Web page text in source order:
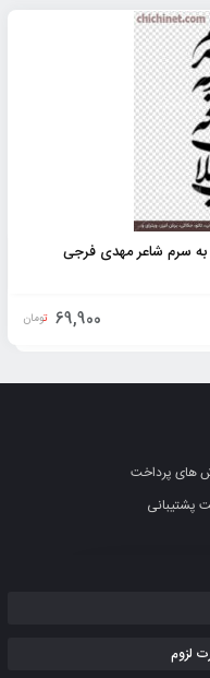
به سرم شاعر مهدی فرجی
69,900 تومان
های پرداخت
پشتیبانی